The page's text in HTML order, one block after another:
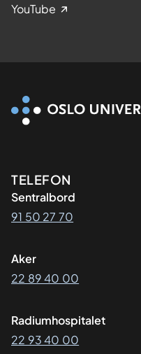
YouTube
TELEFON
Sentralbord
91 50 27 70
Aker
22 89 40 00
Radiumhospitalet
22 93 40 00